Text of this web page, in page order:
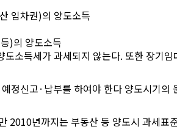
임차권)의 양도소득
)의 양도소득
소득세가 과세되지 않는다. 또한 장기
정신고·납부를 하여야 한다 양도시기의
2010년까지는 부동산 등 양도시 과세